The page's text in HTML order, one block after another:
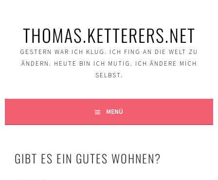
THOMAS.KETTERERS.NET
GESTERN WAR ICH KLUG. ICH FING AN DIE WELT ZU
ÄNDERN. HEUTE BIN ICH MUTIG. ICH ÄNDERE MICH
SELBST.
MENÜ
GIBT ES EIN GUTES WOHNEN?